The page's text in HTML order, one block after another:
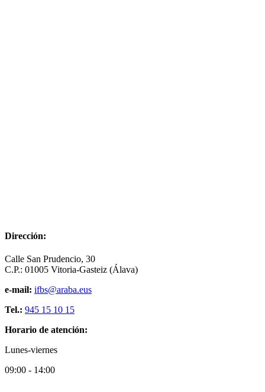
Dirección:
Calle San Prudencio, 30
C.P.: 01005 Vitoria-Gasteiz (Álava)
e-mail: ifbs@araba.eus
Tel.: 945 15 10 15
Horario de atención:
Lunes-viernes
09:00 - 14:00